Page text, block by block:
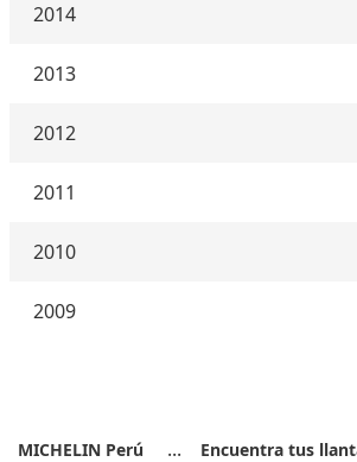
2014
2013
2012
2011
2010
2009
MICHELIN Perú
Encuentra tus